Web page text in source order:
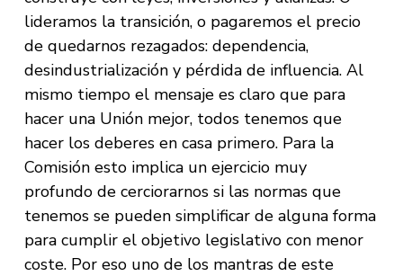
lideramos la transición, o pagaremos el precio
de quedarnos rezagados: dependencia,
desindustrialización y pérdida de influencia. Al
mismo tiempo el mensaje es claro que para
hacer una Unión mejor, todos tenemos que
hacer los deberes en casa primero. Para la
Comisión esto implica un ejercicio muy
profundo de cerciorarnos si las normas que
tenemos se pueden simplificar de alguna forma
para cumplir el objetivo legislativo con menor
coste. Por eso uno de los mantras de este